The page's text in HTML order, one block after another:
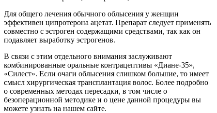
Для общего лечения обычного облысения у женщин
эффективен ципротерона ацетат. Препарат следует применять
совместно с эстроген содержащими средствами, так как он
подавляет выработку эстрогенов.
В связи с этим отдельного внимания заслуживают
комбинированные оральные контрацептивы «Диане-35»,
«Силест». Если очаги облысения слишком большие, то имеет
смысл хирургическая трансплантация волос. Более подробно
о современных методах пересадки, в том числе о
безоперационной методике и о цене данной процедуры вы
можете узнать на нашем сайте.